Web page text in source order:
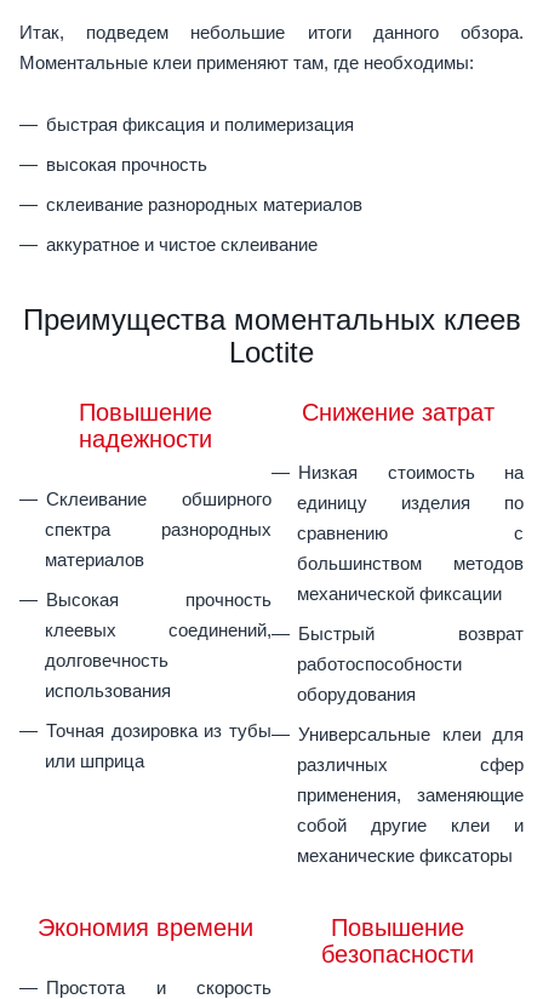
Итак, подведем небольшие итоги данного обзора.
Моментальные клеи применяют там, где необходимы:
быстрая фиксация и полимеризация
высокая прочность
склеивание разнородных материалов
аккуратное и чистое склеивание
Преимущества моментальных клеев
Loctite
Повышение
надежности
Склеивание обширного
спектра разнородных
материалов
Высокая прочность
клеевых соединений,
долговечность
использования
Точная дозировка из тубы
или шприца
Снижение затрат
Низкая стоимость на
единицу изделия по
сравнению с
большинством методов
механической фиксации
Быстрый возврат
работоспособности
оборудования
Универсальные клеи для
различных сфер
применения, заменяющие
собой другие клеи и
механические фиксаторы
Экономия времени
Простота и скорость
Повышение
безопасности